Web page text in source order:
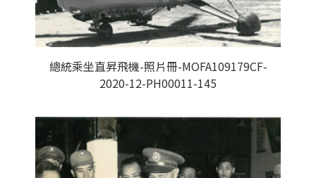
總統乘坐直昇飛機-照片冊-MOFA109179CF-
2020-12-PH00011-145